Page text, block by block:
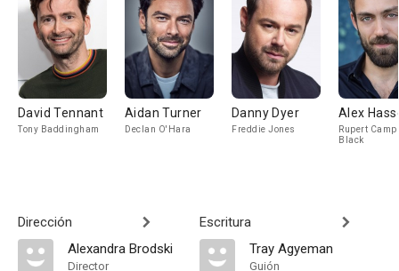
David Tennant
Tony Baddingham
Aidan Turner
Declan O'Hara
Danny Dyer
Freddie Jones
Alex
Rupert
Black
Dirección
Alexandra Brodski
Director
Escritura
Tray Agyeman
Guión